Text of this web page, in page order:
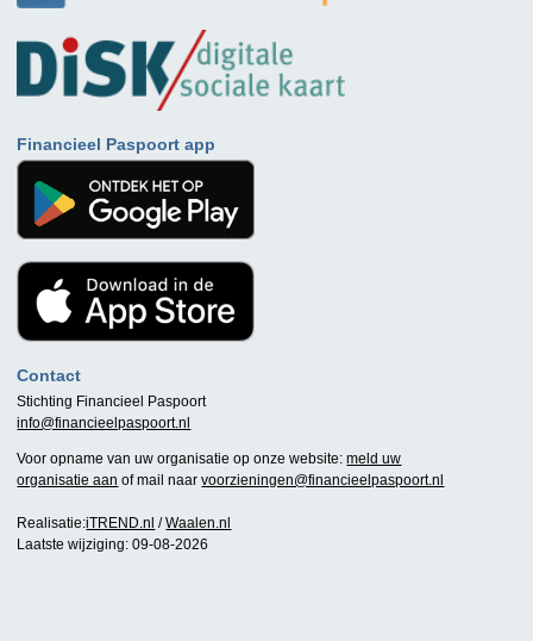
Financieel Paspoort app
Contact
Stichting Financieel Paspoort
info@financieelpaspoort.nl
Voor opname van uw organisatie op onze website:meld uw
organisatie aan of mail naarvoorzieningen@financieelpaspoort.nl
Realisatie:iTREND.nl /Waalen.nl
Laatste wijziging: 09-08-2026